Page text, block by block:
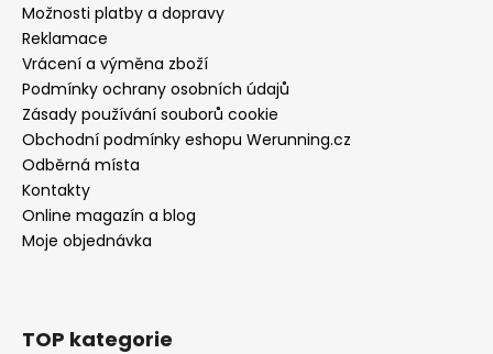
Možnosti platby a dopravy
Reklamace
Vrácení a výměna zboží
Podmínky ochrany osobních údajů
Zásady používání souborů cookie
Obchodní podmínky eshopu Werunning.cz
Odběrná místa
Kontakty
Online magazín a blog
Moje objednávka
TOP kategorie